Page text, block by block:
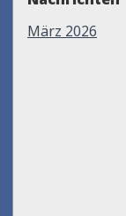
März 2026